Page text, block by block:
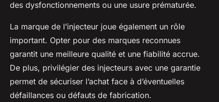
des dysfonctionnements ou une usure prématurée.
La marque de l’injecteur joue également un rôle
important. Opter pour des marques reconnues
garantit une meilleure qualité et une fiabilité accrue.
De plus, privilégier des injecteurs avec une garantie
permet de sécuriser l’achat face à d’éventuelles
défaillances ou défauts de fabrication.